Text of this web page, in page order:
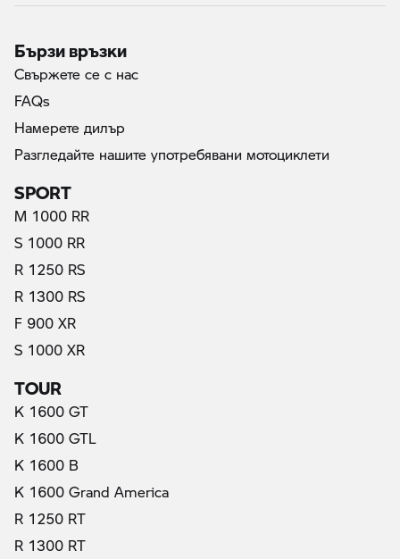
Бързи връзки
Свържете се с нас
FAQs
Намерете дилър
Разгледайте нашите употребявани мотоциклети
SPORT
M 1000 RR
S 1000 RR
R 1250 RS
R 1300 RS
F 900 XR
S 1000 XR
TOUR
K 1600 GT
K 1600 GTL
K 1600 B
K 1600 Grand America
R 1250 RT
R 1300 RT